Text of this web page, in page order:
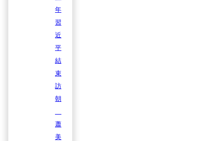
年
習
近
平
結
束
訪
朝
蕭
美